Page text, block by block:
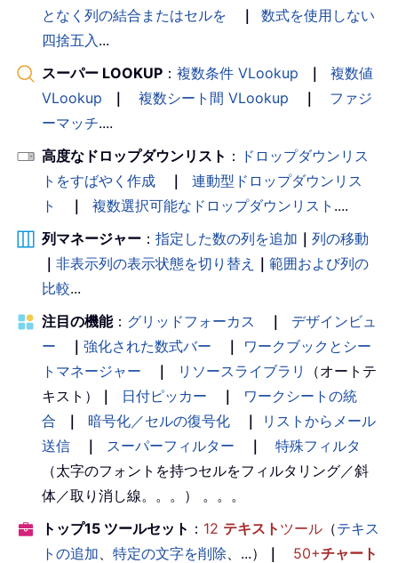
となく列の結合またはセルを
｜
数式を使用しない
四捨五入 ...
スーパー LOOKUP ： 複数条件 VLookup ｜
複数値
VLookup
｜ 複数シート間 VLookup ｜
ファジ
ーマッチ....
高度なドロップダウンリスト ： ドロップダウンリス
トをすばやく作成
｜
連動型ドロップダウンリス
ト
｜ 複数選択可能なドロップダウンリスト ....
列マネージャー ： 指定した数の列を追加 ｜ 列の移動
｜ 非表示列の表示状態を切り替え ｜ 範囲および列の
比較...
注目の機能： グリッドフォーカス ｜
デザインビュ
ー
｜ 強化された数式バー ｜
ワークブックとシー
トマネージャー
｜ リソースライブラリ
（オートテ
キスト）
｜ 日付ピッカー ｜
ワークシートの統
合
｜ 暗号化／セルの復号化 ｜
リストからメール
送信
｜ スーパーフィルター ｜
特殊フィルタ
（太字のフォントを持つセルをフィルタリング／斜
体／取り消し線。。。） 。。。
トップ15 ツールセット ： 12 テキスト ツール （テキス
トの追加
特定の文字を削除 、...） ｜ 50+チャート